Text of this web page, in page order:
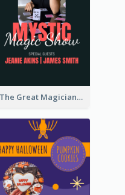
The Great Magician Promote Instagram Stories